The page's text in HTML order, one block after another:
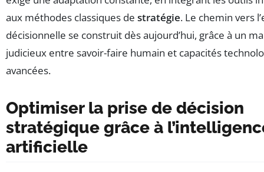
aux méthodes classiques de stratégie. Le chemin vers
décisionnelle se construit dès aujourd’hui, grâce à un
judicieux entre savoir-faire humain et capacités
avancées.
Optimiser la prise de décision
stratégique grâce à
artificielle